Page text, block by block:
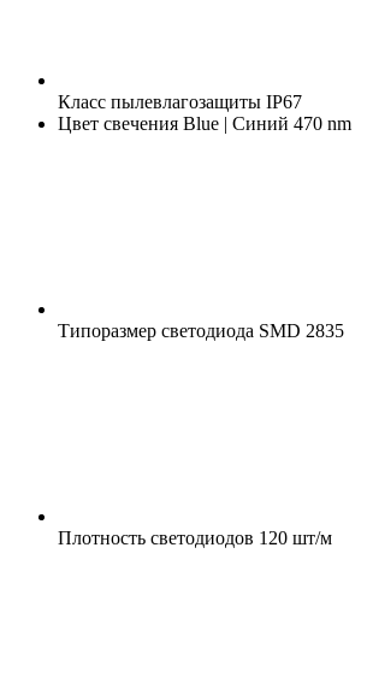
Класс пылевлагозащиты IP67
Цвет свечения Blue | Синий 470 nm
Типоразмер светодиода SMD 2835
Плотность светодиодов 120 шт/м